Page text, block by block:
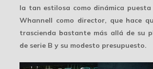
la tan estilosa como dinámica puesta
Whannell como director, que hace
trascienda bastante más allá de su
de serie B y su modesto presupuesto.